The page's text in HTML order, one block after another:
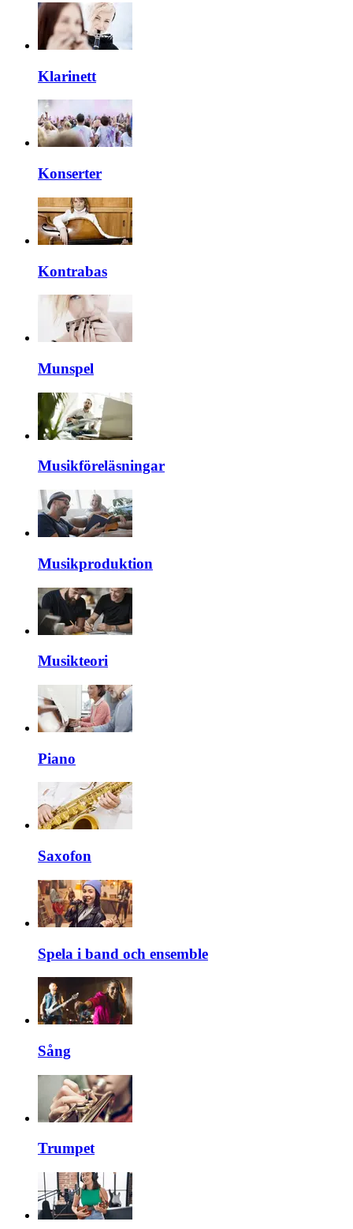
Klarinett
Konserter
Kontrabas
Munspel
Musikföreläsningar
Musikproduktion
Musikteori
Piano
Saxofon
Spela i band och ensemble
Sång
Trumpet